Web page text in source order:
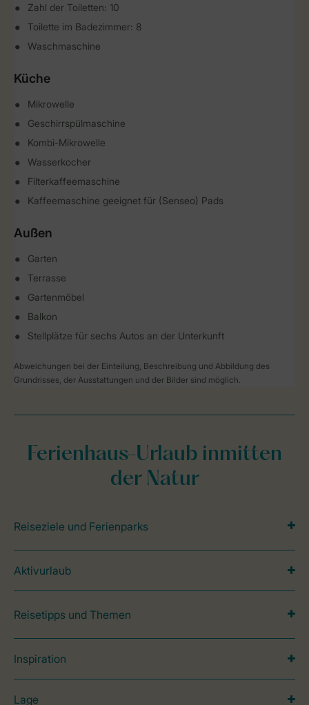
Zahl der Toiletten: 10
Toilette im Badezimmer: 8
Waschmaschine
Küche
Mikrowelle
Geschirrspülmaschine
Kombi-Mikrowelle
Wasserkocher
Filterkaffeemaschine
Kaffeemaschine geeignet für (Senseo) Pads
Außen
Garten
Terrasse
Gartenmöbel
Balkon
Stellplätze für sechs Autos an der Unterkunft
Abweichungen bei der Einteilung, Beschreibung und Abbildung des
Grundrisses, der Ausstattungen und der Bilder sind möglich.
Ferienhaus-Urlaub inmitten
der Natur
Reiseziele und Ferienparks
Aktivurlaub
Reisetipps und Themen
Inspiration
Lage